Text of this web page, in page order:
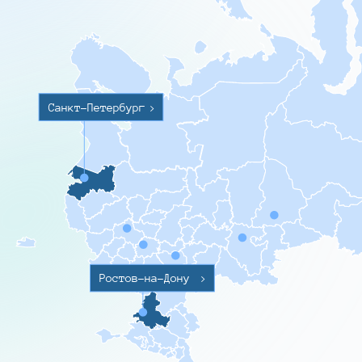
Санкт-Петербург >
Ростов-на-Дону >